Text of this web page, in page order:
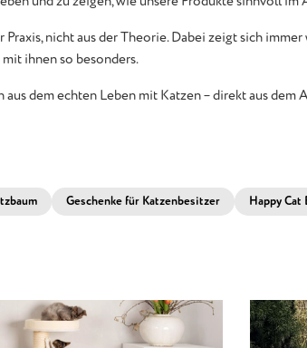
nicht aus der Theorie. Dabei zeigt sich
ihnen so besonders.
dem echten Leben mit Katzen – direkt aus
Geschenke für Katzenbesitzer Happy Cat